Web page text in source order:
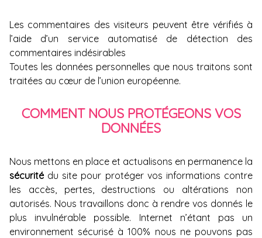
Les commentaires des visiteurs peuvent être vérifiés à
l’aide d’un service automatisé de détection des
commentaires indésirables
Toutes les données personnelles que nous traitons sont
traitées au cœur de l’union européenne.
COMMENT NOUS PROTÉGEONS VOS
DONNÉES
Nous mettons en place et actualisons en permanence la
sécuritédu site pour protéger vos informations contre
les accès, pertes, destructions ou altérations non
autorisés. Nous travaillons donc à rendre vos donnés le
plus invulnérable possible. Internet n’étant pas un
environnement sécurisé à 100% nous ne pouvons pas